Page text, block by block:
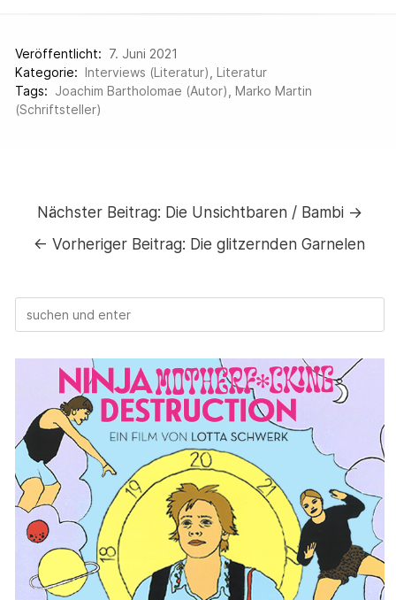
Veröffentlicht: 7. Juni 2021
Kategorie: Interviews (Literatur) ,Literatur
Tags: Joachim Bartholomae (Autor) ,Marko Martin
(Schriftsteller)
Nächster Beitrag: Die Unsichtbaren / Bambi →
←Vorheriger Beitrag: Die glitzernden Garnelen